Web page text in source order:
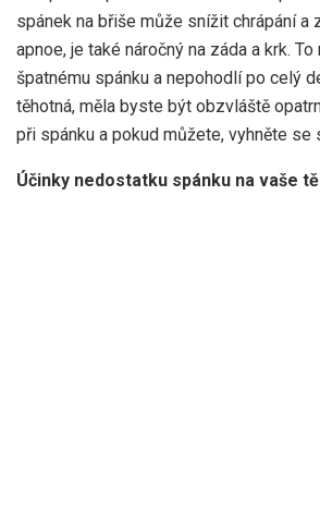
spánek na břiše může snížit chrápání a
apnoe, je také náročný na záda a krk.
špatnému spánku a nepohodlí po celý
těhotná, měla byste být obzvláště
při spánku a pokud můžete, vyhněte se
Účinky nedostatku spánku na vaše